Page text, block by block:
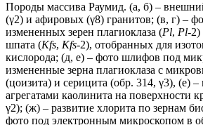
Породы массива Раумид. (a, б) –
(γ2) и афировых (γ8) гранитов; (в, г) –
измененных зерен плагиоклаза (Pl, Pl-2)
шпата (Kfs, Kfs-2), отобранных для
кислорода; (д, е) – фото шлифов под
измененные зерна плагиоклаза c
(цоизита) и серицита (обр. 314, γ3),
агрегатами каолинита на поверхности
γ2); (ж) – развитие хлорита по зернам
фото под электронным микроскопом в